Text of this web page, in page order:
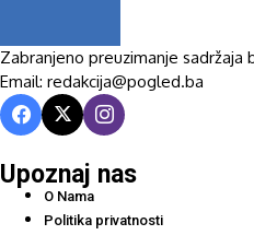
Zabranjeno preuzimanje sadržaja
Email: redakcija@pogled.ba
Upoznaj nas
O Nama
Politika privatnosti